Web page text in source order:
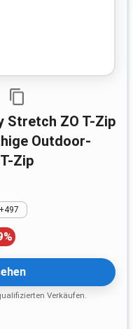
Outdoor-
Zip
+497
%
Verkäufen.